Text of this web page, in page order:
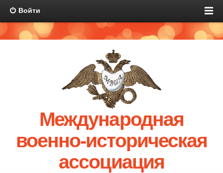
Войти
Международная
военно-историческая
ассоциация